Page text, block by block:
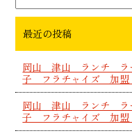
最近の投稿
岡山 津山 ランチ ラ
子 フラチャイズ 加盟
岡山 津山 ランチ ラ
子 フラチャイズ 加盟